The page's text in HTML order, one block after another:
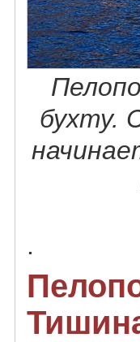
бухту.
.